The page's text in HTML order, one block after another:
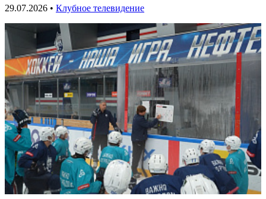
29.07.2026 • Клубное телевидение